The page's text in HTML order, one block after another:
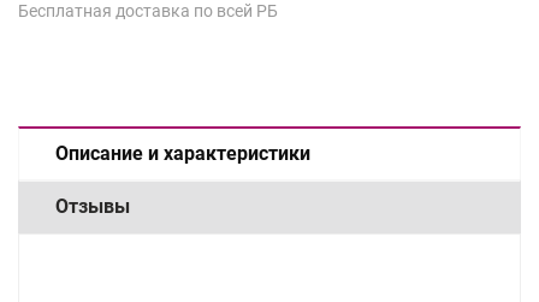
Бесплатная доставка по всей РБ
Описание и характеристики
Отзывы